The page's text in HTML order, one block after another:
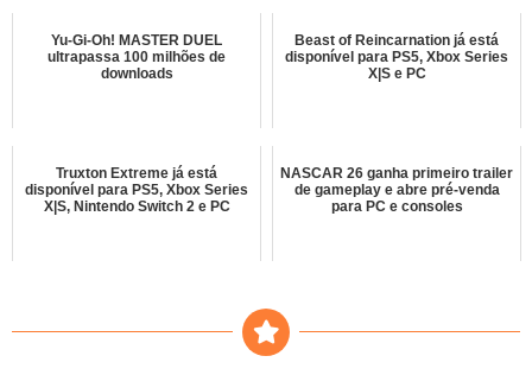
Yu-Gi-Oh! MASTER DUEL
ultrapassa 100 milhões de
downloads
Beast of Reincarnation já está
disponível para PS5, Xbox Series
X|S e PC
Truxton Extreme já está
disponível para PS5, Xbox Series
X|S, Nintendo Switch 2 e PC
NASCAR 26 ganha primeiro trailer
de gameplay e abre pré-venda
para PC e consoles